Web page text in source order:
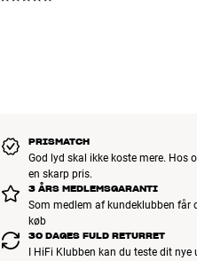
PRISMATCH
God lyd skal ikke koste mere. Hos
en skarp pris.
3 ÅRS MEDLEMSGARANTI
Som medlem af kundeklubben får
køb
30 DAGES FULD RETURRET
I HiFi Klubben kan du teste dit